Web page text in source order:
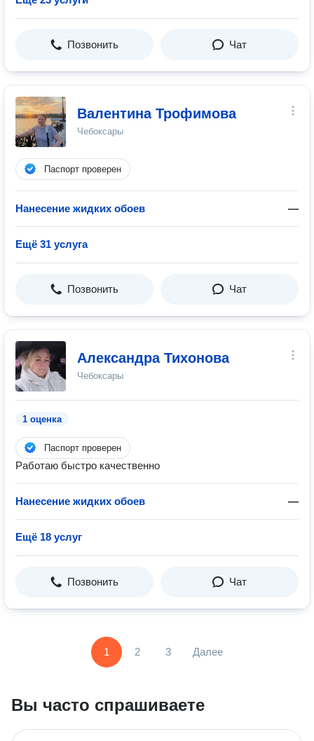
Позвонить Чат
Валентина Трофимова
Чебоксары
Паспорт проверен
Нанесение жидких обоев —
Ещё 31 услуга
Позвонить Чат
Александра Тихонова
Чебоксары
1 оценка
Паспорт проверен
Работаю быстро качественно
Нанесение жидких обоев —
Ещё 18 услуг
Позвонить Чат
1 2 3 Далее
Вы часто спрашиваете